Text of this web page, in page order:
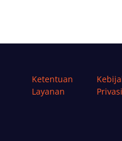
Ketentuan
Layanan
Privasi